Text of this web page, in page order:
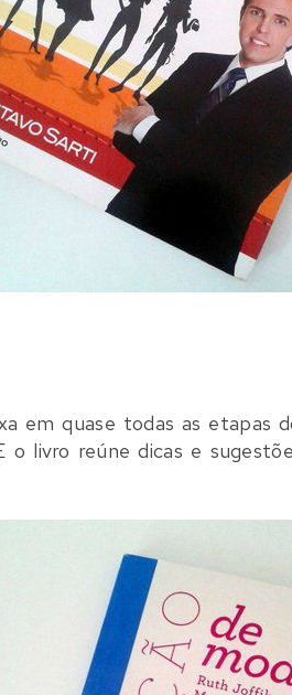
em quase todas as etapas
o livro reúne dicas e